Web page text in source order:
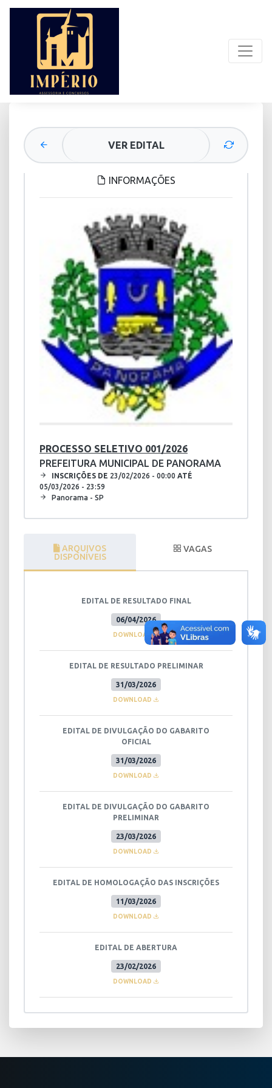
VER EDITAL
INFORMAÇÕES
PROCESSO SELETIVO 001/2026
PREFEITURA MUNICIPAL DE PANORAMA
INSCRIÇÕES DE 23/02/2026 - 00:00 ATÉ
05/03/2026 - 23:59
Panorama - SP
ARQUIVOS
DISPONÍVEIS
VAGAS
06/04/2026
EDITAL DE RESULTADO FINAL
DOWNLOAD
31/03/2026
EDITAL DE RESULTADO PRELIMINAR
DOWNLOAD
31/03/2026
EDITAL DE DIVULGAÇÃO DO GABARITO
OFICIAL
DOWNLOAD
23/03/2026
EDITAL DE DIVULGAÇÃO DO GABARITO
PRELIMINAR
DOWNLOAD
11/03/2026
EDITAL DE HOMOLOGAÇÃO DAS INSCRIÇÕES
DOWNLOAD
23/02/2026
EDITAL DE ABERTURA
DOWNLOAD